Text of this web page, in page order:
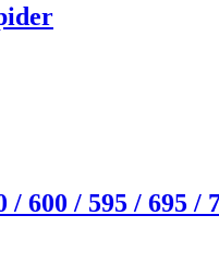
600 / 595 / 695 /